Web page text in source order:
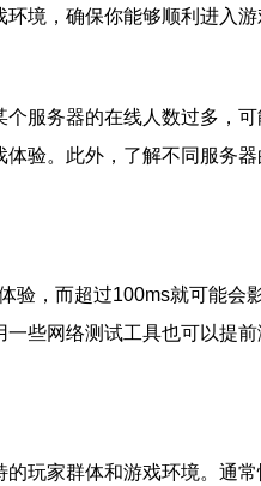
境，确保你能够顺利进入游
服务器的在线人数过多，
验。此外，了解不同服务
，而超过100ms就可能会
些网络测试工具也可以提
玩家群体和游戏环境。通